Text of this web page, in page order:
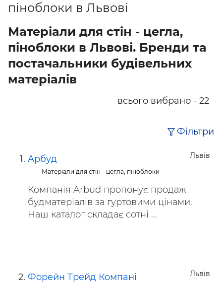
піноблоки в Львові
Матеріали для стін - цегла,
піноблоки в Львові. Бренди та
постачальники будівельних
матеріалів
всього вибрано - 22
Фільтри
Львів
Арбуд
Матеріали для стін - цегла, піноблоки
Компанія Arbud пропонує продаж
будматеріалів за гуртовими цінами.
Наш каталог складає сотні ...
Львів
Форейн Трейд Компані